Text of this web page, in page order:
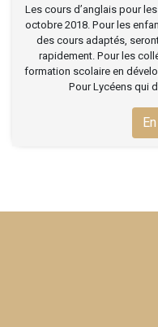
Les cours d’anglais pour
octobre 2018. Pour les
des cours adaptés,
rapidement. Pour les
formation scolaire en
Pour Lycéens qui